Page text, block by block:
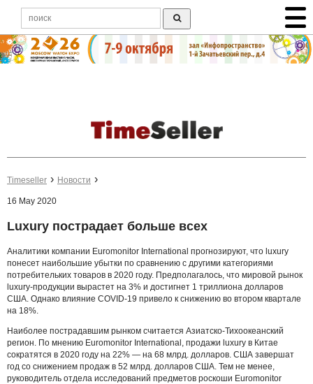
Timeseller Новости
16 May 2020
Luxury пострадает больше всех
Аналитики компании Euromonitor International прогнозируют, что luxury
понесет наибольшие убытки по сравнению с другими категориями
потребительких товаров в 2020 году. Предполагалось, что мировой рынок
luxury-продукции вырастет на 3% и достигнет 1 триллиона долларов
США. Однако влияние COVID-19 привело к снижению во втором квартале
на 18%.
Наиболее пострадавшим рынком считается Азиатско-Тихоокеанский
регион. По мнению Euromonitor International, продажи luxury в Китае
сократятся в 2020 году на 22% — на 68 млрд. долларов. США завершат
год со снижением продаж в 52 млрд. долларов США. Тем не менее,
руководитель отдела исследований предметов роскоши Euromonitor